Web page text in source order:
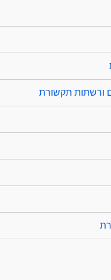
ורשתות תקשורת